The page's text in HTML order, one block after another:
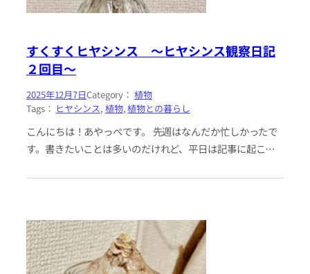
すくすくヒヤシンス 〜ヒヤシンス観察日記
２回目〜
2025年12月7日Category：植物
Tags： ヒヤシンス, 植物, 植物との暮らし
こんにちは！あやっぺです。 先週はなんだか忙しかったで
す。書きたいことは多いのだけれど、平日は記事に起こす
おやすみの日にのんびり…